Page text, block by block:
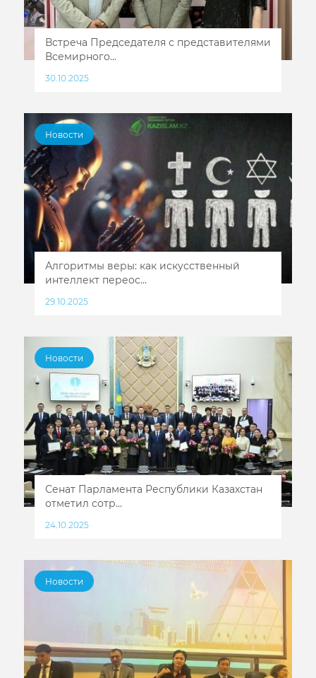
Встреча Председателя с представителями
Всемирного...
30.10.2025
Новости
Алгоритмы веры: как искусственный
интеллект переос...
29.10.2025
Новости
Сенат Парламента Республики Казахстан
отметил сотр...
24.10.2025
Новости